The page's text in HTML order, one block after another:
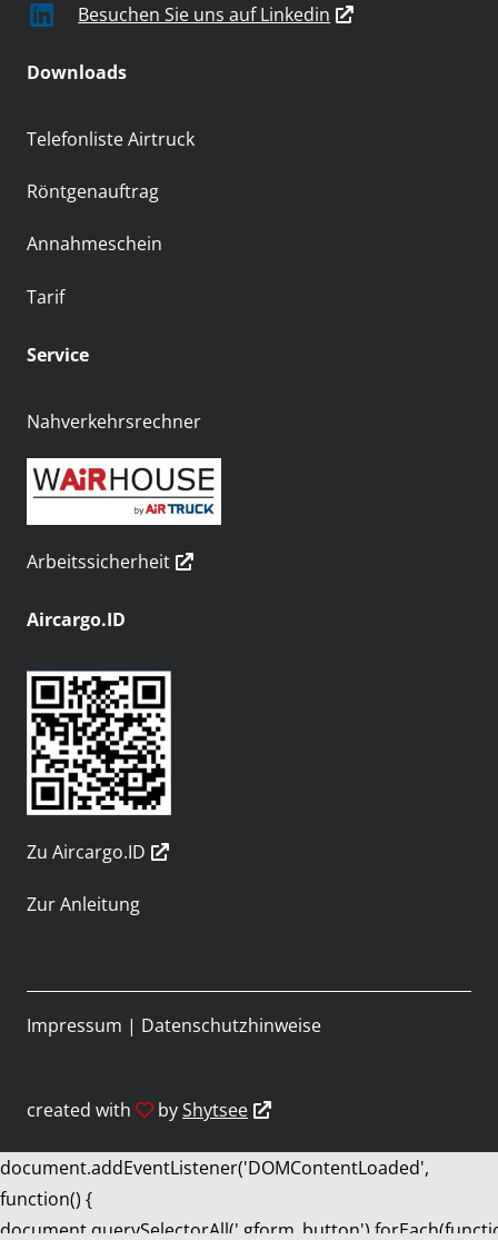
Besuchen Sie uns auf Linkedin
Downloads
Telefonliste Airtruck
Röntgenauftrag
Annahmeschein
Tarif
Service
Nahverkehrsrechner
Arbeitssicherheit
Aircargo.ID
Zu Aircargo.ID
Zur Anleitung
created with byShytsee
Impressum | Datenschutzhinweise
document.addEventListener('DOMContentLoaded',
function() {